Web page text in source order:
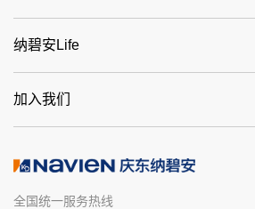
纳碧安Life
加入我们
全国统一服务热线